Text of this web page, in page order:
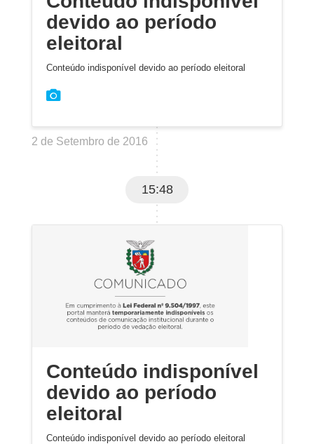
devido ao período
eleitoral
Conteúdo indisponível devido ao período eleitoral
2 de Setembro de 2016
15:48
Conteúdo indisponível
devido ao período
eleitoral
Conteúdo indisponível devido ao período eleitoral